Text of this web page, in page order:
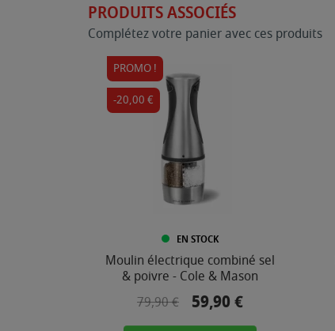
PRODUITS ASSOCIÉS
Complétez votre panier avec ces produits
PROMO !
-20,00 €
EN STOCK
Moulin électrique combiné sel
& poivre - Cole & Mason
Prix de base
79,90 € Prix
59,90 €